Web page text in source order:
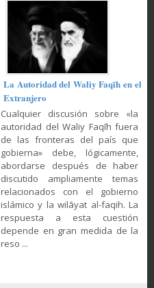
La Autoridad del Waliy Faqīh en el
Extranjero
Cualquier discusión sobre «la
autoridad del Waliy Faqīh fuera
de las fronteras del país que
gobierna» debe, lógicamente,
abordarse después de haber
discutido ampliamente temas
relacionados con el gobierno
islámico y la wilāyat al-faqih. La
respuesta a esta cuestión
depende en gran medida de la
reso ...